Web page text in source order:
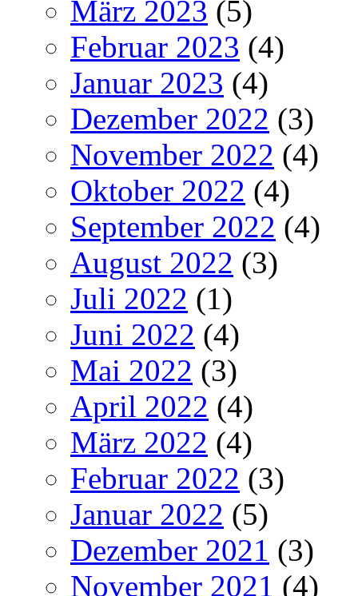
März 2023 (5)
Februar 2023 (4)
Januar 2023 (4)
Dezember 2022 (3)
November 2022 (4)
Oktober 2022 (4)
September 2022 (4)
August 2022 (3)
Juli 2022 (1)
Juni 2022 (4)
Mai 2022 (3)
April 2022 (4)
März 2022 (4)
Februar 2022 (3)
Januar 2022 (5)
Dezember 2021 (3)
November 2021 (4)